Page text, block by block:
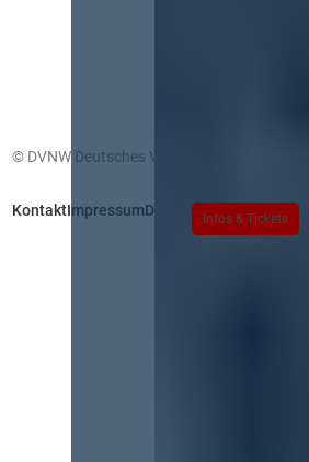
Infos & Tickets
© DVNW Deutsches Vergabenetzwerk GmbH
KontaktImpressumDatenschutz